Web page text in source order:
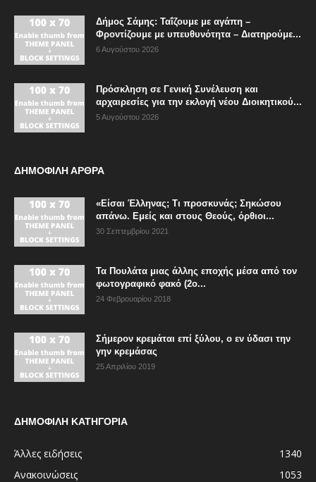
Δήμος Σάμης: Ταΐζουμε με αγάπη –
Φροντίζουμε με υπευθυνότητα – Διατηρούμε...
6 Αυγούστου 2026
Πρόσκληση σε Γενική Συνέλευση και
αρχαιρεσίες για την εκλογή νέου Διοικητικού...
5 Αυγούστου 2026
ΔΗΜΟΦΙΛΗ ΑΡΘΡΑ
«Είσαι Έλληνας; Τι προσκυνάς; Σηκώσου
απάνω. Εμείς και στους Θεούς, όρθιοι...
30 Σεπτεμβρίου 2021
Τα Πουλάτα μιας άλλης εποχής μέσα από τον
φωτογραφικό φακό (2ο...
24 Φεβρουαρίου 2018
Σήμερον κρεμάται επί ξύλου, ο εν ύδασι την
γην κρεμάσας
25 Απριλίου 2019
ΔΗΜΟΦΙΛΗ ΚΑΤΗΓΟΡΙΑ
Άλλες ειδήσεις
1340
Ανακοινώσεις
1053